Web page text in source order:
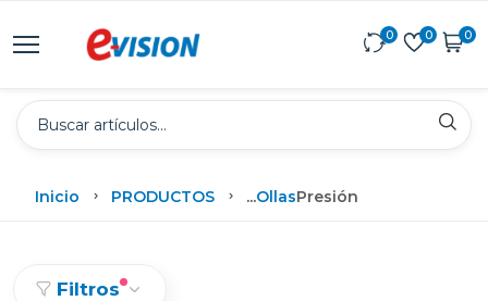
0 0 0
Inicio PRODUCTOS ...OllasPresión
Filtros